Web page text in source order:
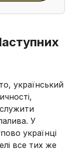
український
У
українці
все тих же